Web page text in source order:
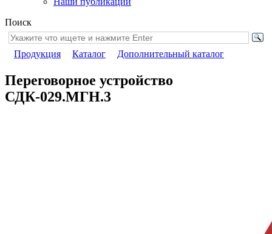
Поиск
Продукция Каталог Дополнительный каталог
Переговорное устройство
СДК-029.МГН.3